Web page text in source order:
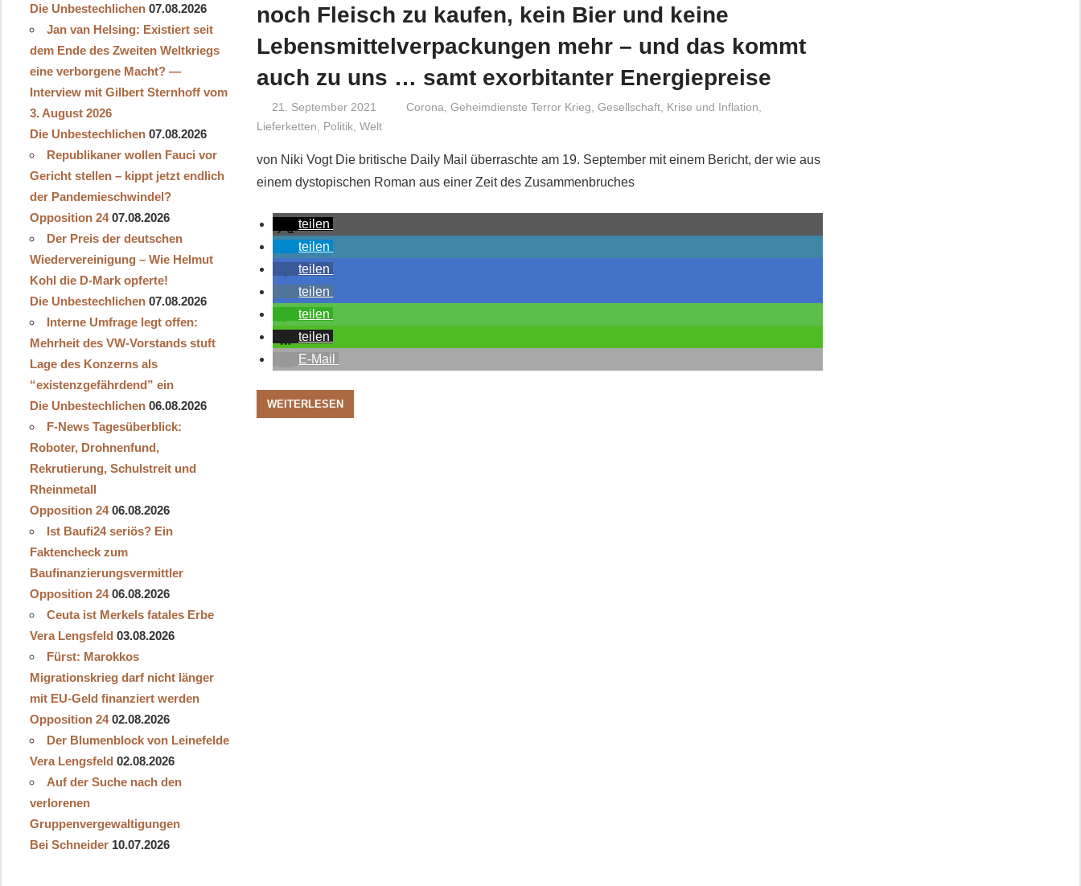
noch Fleisch zu kaufen, kein Bier und keine
Lebensmittelverpackungen mehr – und das kommt
auch zu uns … samt exorbitanter Energiepreise
21. September 2021 Niki Vogt
Corona Geheimdienste Terror Krieg Gesellschaft, Krise und Inflation
Lieferketten
Politik ,Welt
von Niki Vogt Die britische Daily Mail überraschte am 19. September mit einem Bericht, der wie aus
einem dystopischen Roman aus einer Zeit des Zusammenbruches
teilen
teilen
teilen
teilen
teilen
teilen
E-Mail
WEITERLESEN
Die Unbestechlichen 07.08.2026
Jan van Helsing: Existiert seit
dem Ende des Zweiten Weltkriegs
eine verborgene Macht? —
Interview mit Gilbert Sternhoff vom
3. August 2026
Die Unbestechlichen 07.08.2026
Republikaner wollen Fauci vor
Gericht stellen – kippt jetzt endlich
der Pandemieschwindel?
Opposition 24 07.08.2026
Der Preis der deutschen
Wiedervereinigung – Wie Helmut
Kohl die D‑Mark opferte!
Die Unbestechlichen 07.08.2026
Interne Umfrage legt offen:
Mehrheit des VW-Vorstands stuft
Lage des Konzerns als
“existenzgefährdend” ein
Die Unbestechlichen 06.08.2026
F-News Tagesüberblick:
Roboter, Drohnenfund,
Rekrutierung, Schulstreit und
Rheinmetall
Opposition 24 06.08.2026
Ist Baufi24 seriös? Ein
Faktencheck zum
Baufinanzierungsvermittler
Opposition 24 06.08.2026
Ceuta ist Merkels fatales Erbe
Vera Lengsfeld 03.08.2026
Fürst: Marokkos
Migrationskrieg darf nicht länger
mit EU-Geld finanziert werden
Opposition 24 02.08.2026
Der Blumenblock von Leinefelde
Vera Lengsfeld 02.08.2026
Auf der Suche nach den
verlorenen
Gruppenvergewaltigungen
Bei Schneider 10.07.2026